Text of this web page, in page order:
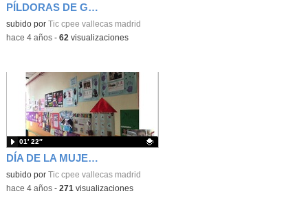
PÍLDORAS DE GOOGLE. TUTORIAL Nº 1 LOGEARNOS EN GOOGLE
Contenido educativo.
subido por Tic cpee vallecas madrid
-hace 4 años- 62 visualizaciones
DÍA DE LA MUJER 2022 en CPEE VALLECAS
Contenido educativo.
subido por Tic cpee vallecas madrid
01′ 22″
-hace 4 años- 271 visualizaciones